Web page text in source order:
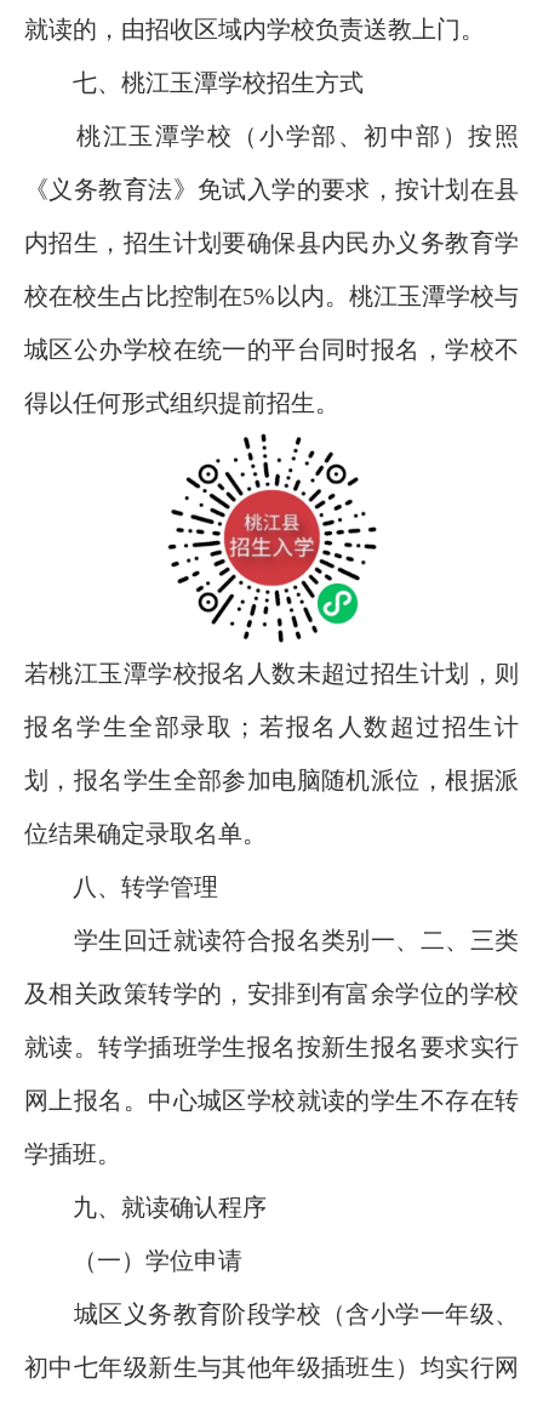
就读的，由招收区域内学校负责送教上门。
七、桃江玉潭学校招生方式
桃江玉潭学校（小学部、初中部）按照
《义务教育法》免试入学的要求，按计划在县
内招生，招生计划要确保县内民办义务教育学
校在校生占比控制在5%以内。桃江玉潭学校与
城区公办学校在统一的平台同时报名，学校不
得以任何形式组织提前招生。
若桃江玉潭学校报名人数未超过招生计划，则
报名学生全部录取；若报名人数超过招生计
划，报名学生全部参加电脑随机派位，根据派
位结果确定录取名单。
八、转学管理
学生回迁就读符合报名类别一、二、三类
及相关政策转学的，安排到有富余学位的学校
就读。转学插班学生报名按新生报名要求实行
网上报名。中心城区学校就读的学生不存在转
学插班。
九、就读确认程序
（一）学位申请
城区义务教育阶段学校（含小学一年级、
初中七年级新生与其他年级插班生）均实行网